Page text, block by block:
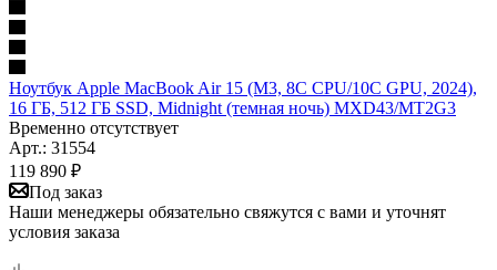
Ноутбук Apple MacBook Air 15 (M3, 8C CPU/10C GPU, 2024),
16 ГБ, 512 ГБ SSD, Midnight (темная ночь) MXD43/MT2G3
Временно отсутствует
Арт.: 31554
119 890 ₽
Под заказ
Наши менеджеры обязательно свяжутся с вами и уточнят
условия заказа